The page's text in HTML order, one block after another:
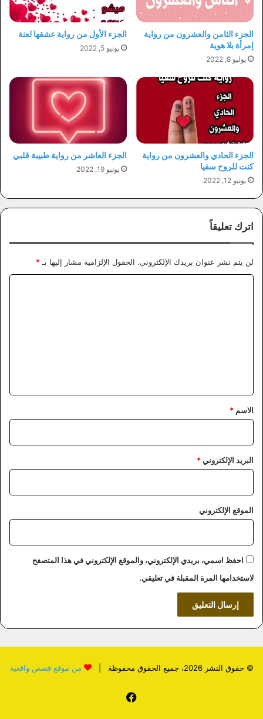
الجزء الثامن والعشرون من رواية
إمرأة بلا هوية
يوليو 8, 2022
الجزء الأول من رواية عشقها لعنة
يونيو 5, 2022
الجزء الحادي والعشرون من رواية
كنت للروح سقيا
يونيو 12, 2022
الجزء العاشر من رواية طبيبة قلبي
يونيو 19, 2022
اترك تعليقاً
لن يتم نشر عنوان بريدك الإلكتروني. الحقول الإلزامية مشار إليها بـ *
*
الاسم *
البريد الإلكتروني*
الموقع الإلكتروني
احفظ اسمي، بريدي الإلكتروني، والموقع الإلكتروني في هذا المتصفح
لاستخدامها المرة المقبلة في تعليقي.
© حقوق النشر 2026، جميع الحقوق محفوظة | من موقع قصص واقعية